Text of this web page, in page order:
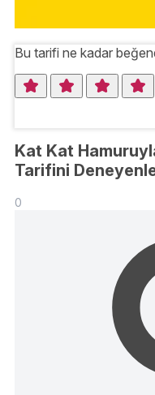
Bu tarifi ne kadar
Kat Kat
Tarifini
0